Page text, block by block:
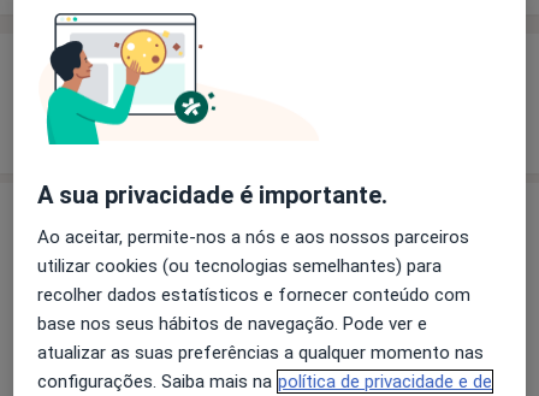
Experiência
Mostrar mais detalhes
Preços
Sem informação sobre serviços e preços
Este especialista ainda não adicionou nenhuma
informação sobre serviços
A sua privacidade é importante.
Ao aceitar, permite-nos a nós e aos nossos parceiros
utilizar cookies (ou tecnologias semelhantes) para
recolher dados estatísticos e fornecer conteúdo com
base nos seus hábitos de navegação. Pode ver e
atualizar as suas preferências a qualquer momento nas
configurações. Saiba mais na política de privacidade e de